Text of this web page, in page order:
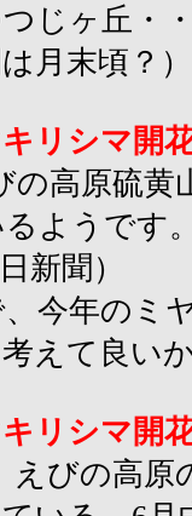
じヶ丘・
月末頃？）
リシマ開
高原硫黄
ようです
新聞）
今年のミ
えて良い
リシマ開
びの高原